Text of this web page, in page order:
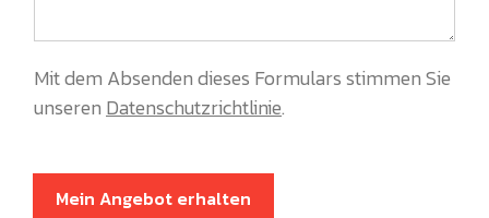
Mit dem Absenden dieses Formulars stimmen Sie
unseren Datenschutzrichtlinie.
Mein Angebot erhalten